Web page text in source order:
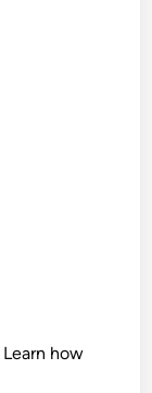
Learn how